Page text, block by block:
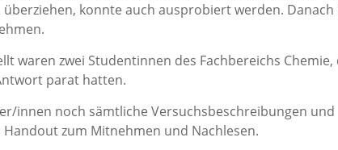
konnte auch ausprobiert werden.
waren zwei Studentinnen des Fachbereichs
parat hatten.
innen noch sämtliche Versuchsbeschreibungen und
zum Mitnehmen und Nachlesen.